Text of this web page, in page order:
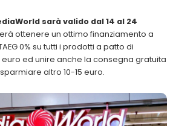
sarà valido dal 14 al 24
ottenere un ottimo finanziamento a
0% su tutti i prodotti a patto di
ed unire anche la consegna gratuita
altro 10-15 euro.